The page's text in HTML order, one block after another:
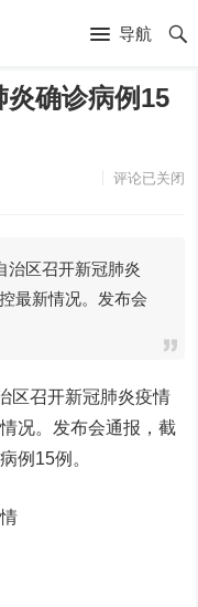
导航
确诊病例15
评论已关闭
区召开新冠肺炎
最新情况。发布会
召开新冠肺炎疫情
况。发布会通报，截
例15例。